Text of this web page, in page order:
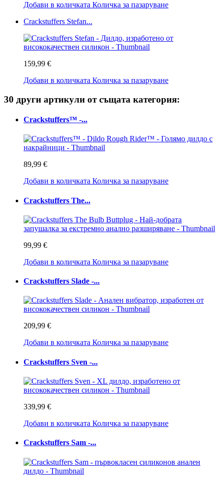
Добави в количката Количка за пазаруване
Crackstuffers Stefan...
159,99 €
Добави в количката Количка за пазаруване
30 други артикули от същата категория:
Crackstuffers™ -...
89,99 €
Добави в количката Количка за пазаруване
Crackstuffers The...
99,99 €
Добави в количката Количка за пазаруване
Crackstuffers Slade -...
209,99 €
Добави в количката Количка за пазаруване
Crackstuffers Sven -...
339,99 €
Добави в количката Количка за пазаруване
Crackstuffers Sam -...